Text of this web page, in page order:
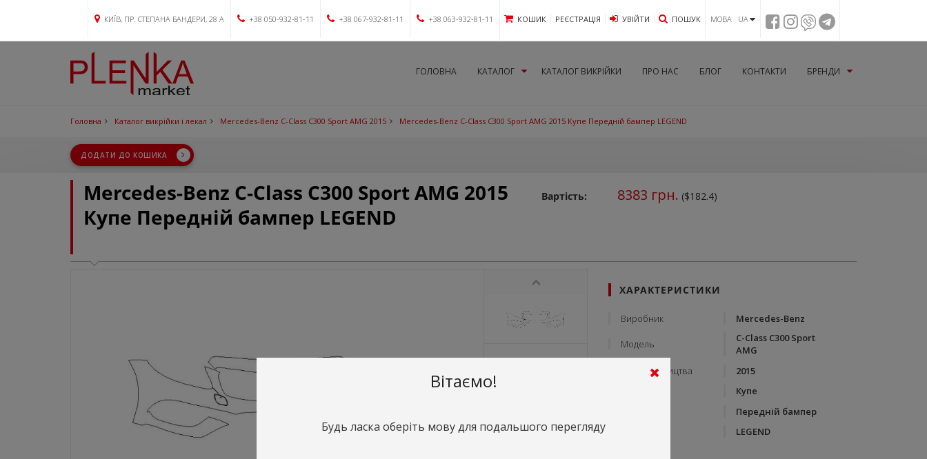
КИЇВ, ПР. СТЕПАНА БАНДЕРИ, 28 А +38 050-932-81-11 +38 067-932-81-11 +38 063-932-81-11 КОШИК РЕЄСТРАЦІЯ УВIЙТИ ПОШУК МОВА UA
ГОЛОВНА КАТАЛОГ КАТАЛОГ ВИКРІЙКИ ПРО НАС БЛОГ КОНТАКТИ БРЕНДИ
Головна Каталог викрійки і лекал Mercedes-Benz C-Class C300 Sport AMG 2015 Mercedes-Benz C-Class C300 Sport AMG 2015 Купе Передній бампер LEGEND
ДОДАТИ ДО КОШИКА
Mercedes-Benz C-Class C300 Sport AMG 2015
Купе Передній бампер LEGEND
Вартість: 8383 грн. ($182.4)
ХАРАКТЕРИСТИКИ
Виробник Mercedes-Benz
Модель
C-Class C300 Sport
AMG
Рік виробництва
2015
Купе
Передній бампер
LEGEND
Вітаємо!
Будь ласка оберіть мову для подальшого перегляду